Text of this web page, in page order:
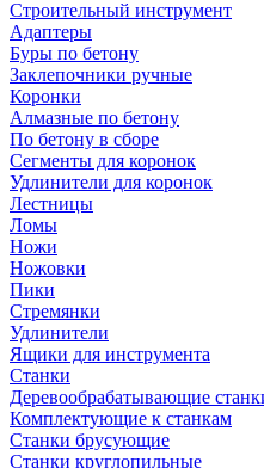
Строительный инструмент
Адаптеры
Буры по бетону
Заклепочники ручные
Коронки
Алмазные по бетону
По бетону в сборе
Сегменты для коронок
Удлинители для коронок
Лестницы
Ломы
Ножи
Ножовки
Пики
Стремянки
Удлинители
Ящики для инструмента
Станки
Деревообрабатывающие
Комплектующие к станкам
Станки брусующие
Станки круглопильные